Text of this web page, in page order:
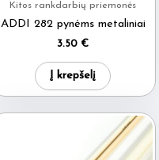
Kitos rankdarbių priemonės
ADDI 282 pynėms metaliniai
3.50 €
Į krepšelį